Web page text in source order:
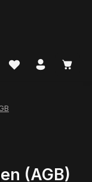
(AGB)